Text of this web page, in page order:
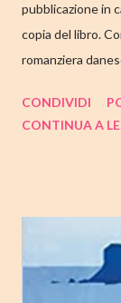
pubblicazione in
copia del libro.
romanziera
come sempre,
14.25/EBOOK
secondo capitolo
della letteratura
CONDIVIDI
CONTINUA A